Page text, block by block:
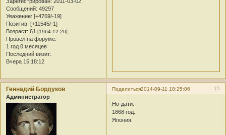
Сообщений: 49297
Уважение: [+4769/-19]
Позитив: [+11545/-1]
Возраст: 61 [1964-12-20]
Провел на форуме:
1 год 0 месяцев
Последний визит:
Вчера 15:18:12
Поделиться 15
2014-09-11 18:25:06
Геннадий Бордуков
Администратор
Но-дати.
1868 год.
Япония.